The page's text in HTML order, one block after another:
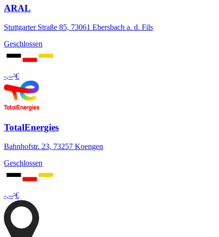
ARAL
Stuttgarter Straße 85, 73061 Ebersbach a. d. Fils
Geschlossen
-,---€
TotalEnergies
Bahnhofstr. 23, 73257 Koengen
Geschlossen
-,---€